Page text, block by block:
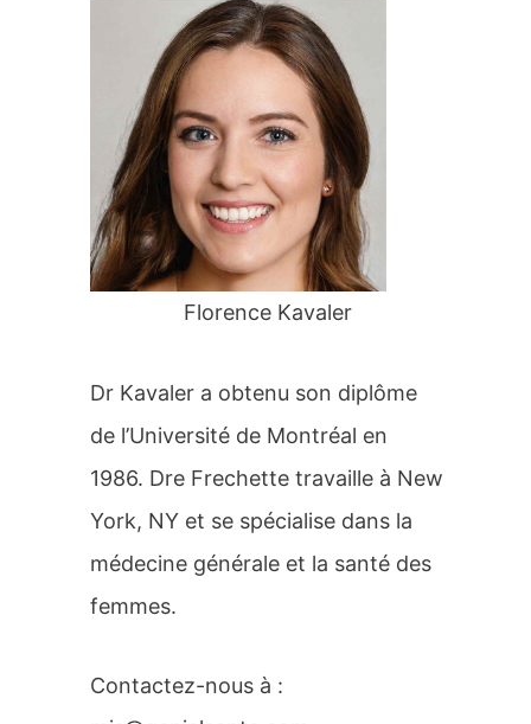
:
Florence Kavaler
Dr Kavaler a obtenu son diplôme
de l’Université de Montréal en
1986. Dre Frechette travaille à New
York, NY et se spécialise dans la
médecine générale et la santé des
femmes.
Contactez-nous à :